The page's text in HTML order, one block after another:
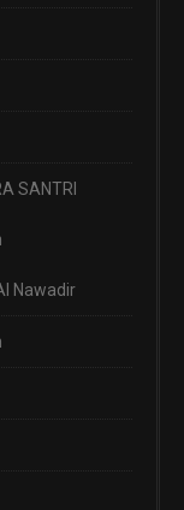
SANTRI
Nawadir